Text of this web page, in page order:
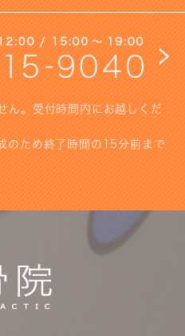
ん。受付時間内にお越しくだ
のため終了時間の15分前まで